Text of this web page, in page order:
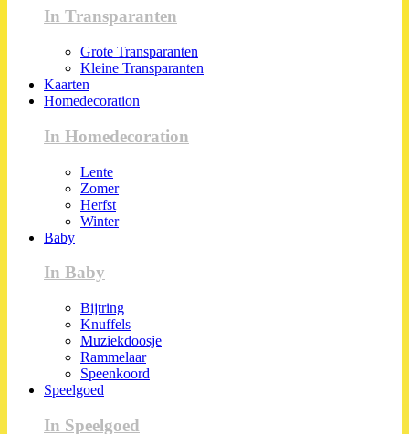
In Transparanten
Grote Transparanten
Kleine Transparanten
Kaarten
Homedecoration
In Homedecoration
Lente
Zomer
Herfst
Winter
Baby
In Baby
Bijtring
Knuffels
Muziekdoosje
Rammelaar
Speenkoord
Speelgoed
In Speelgoed